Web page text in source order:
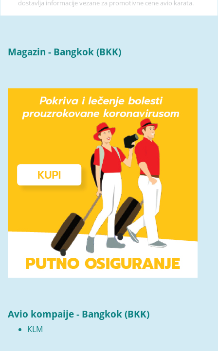
dostavlja informacije vezane za promotivne cene avio karata.
Magazin - Bangkok (BKK)
Avio kompaije - Bangkok (BKK)
KLM